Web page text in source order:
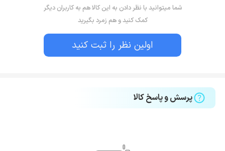
شما میتوانید با نظر دادن به این کالا هم به کاربران دیگر
کمک کنید و هم زمرد بگیرید
اولین نظر را ثبت کنید
پرسش و پاسخ کالا